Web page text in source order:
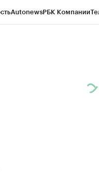
AutonewsРБК Компании